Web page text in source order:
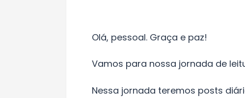
Olá, pessoal. Graça e paz!
Vamos para nossa jornada de
Nessa jornada teremos posts